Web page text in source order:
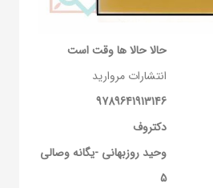
حالا حالا ها وقت است
انتشارات مروارید
9789641913146
دکتروف
وحید روزبهانی -یگانه وصالی
5